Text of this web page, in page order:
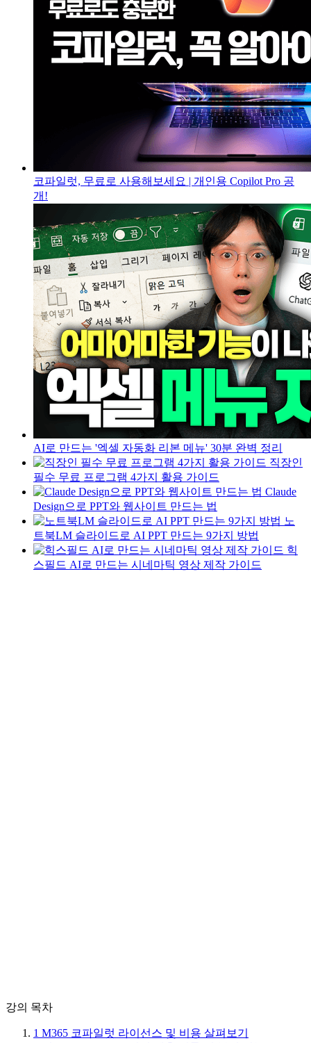
코파일럿, 무료로 사용해보세요 | 개인용 Copilot Pro 공
개!
AI로 만드는 '엑셀 자동화 리본 메뉴' 30분 완벽 정리
직장인
필수 무료 프로그램 4가지 활용 가이드
Claude
Design으로 PPT와 웹사이트 만드는 법
노
트북LM 슬라이드로 AI PPT 만드는 9가지 방법
힉
스필드 AI로 만드는 시네마틱 영상 제작 가이드
강의 목차
1 M365 코파일럿 라이선스 및 비용 살펴보기